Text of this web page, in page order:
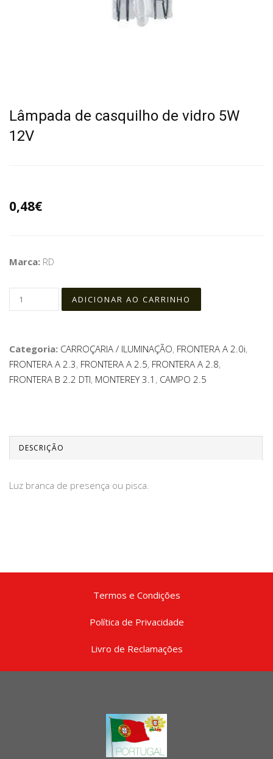
Lâmpada de casquilho de vidro 5W
12V
0,48€
Marca: RD
Categoria: CARROÇARIA / ILUMINAÇÃO, FRONTERA A 2.0i,
FRONTERA A 2.3, FRONTERA A 2.5, FRONTERA A 2.8,
FRONTERA B 2.2 DTI, MONTEREY 3.1 , CAMPO 2.5
DESCRIÇÃO
Luz branca de presença ou pisca.
Termos e Condições
Política de Privacidade
Livro de Reclamações